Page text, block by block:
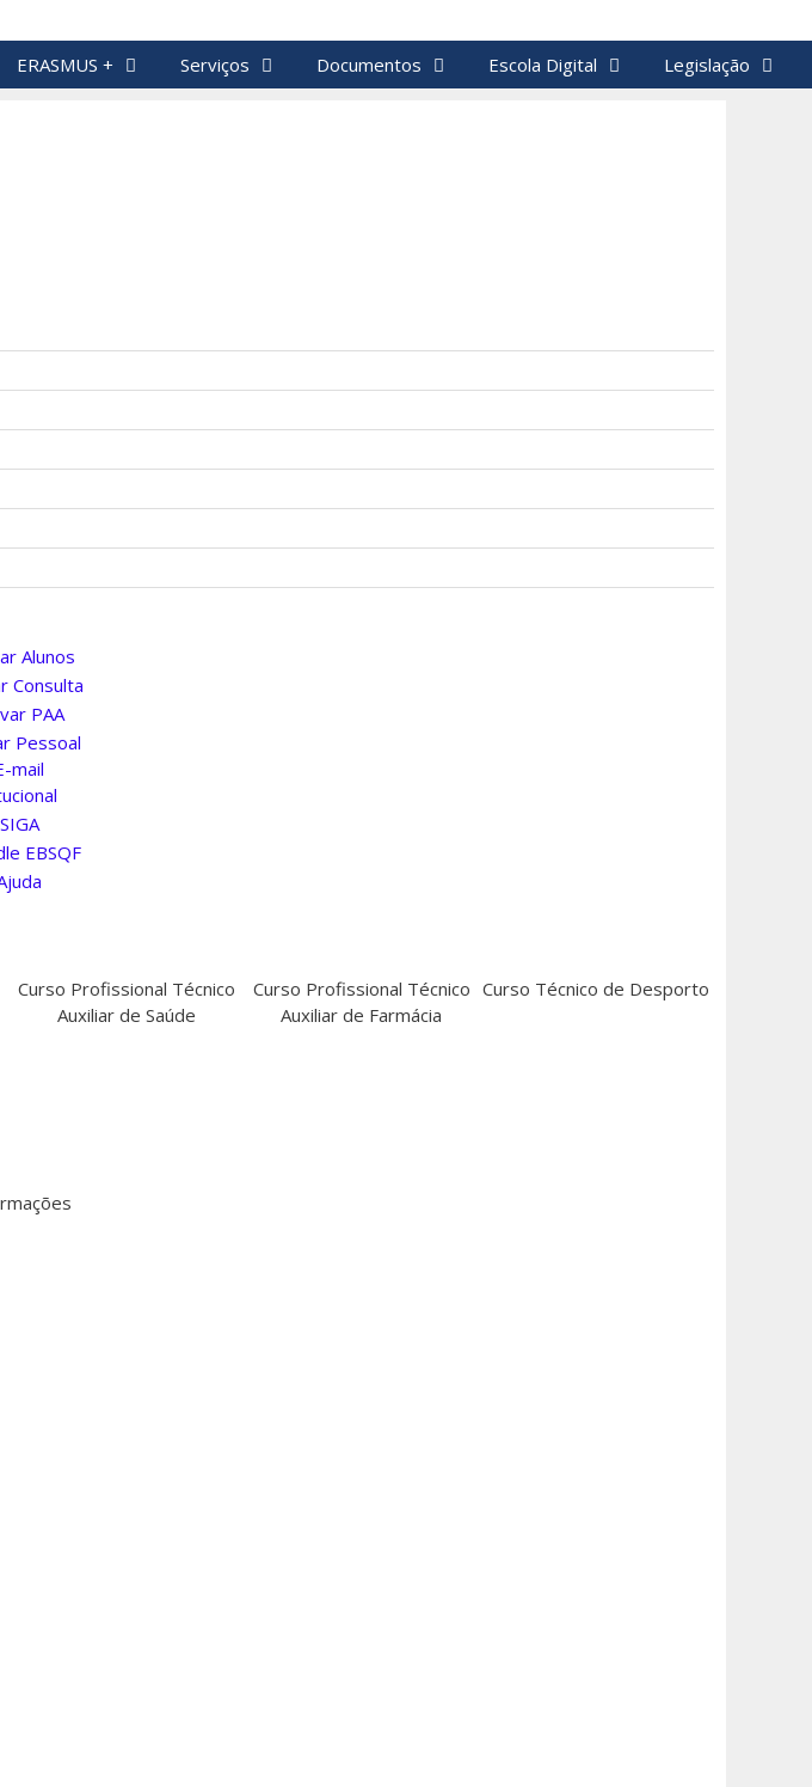
ERASMUS + Serviços Documentos Escola Digital Legislação
Curso Profissional Técnico
Auxiliar de Saúde
Curso Profissional Técnico
Auxiliar de Farmácia
Curso Técnico de Desporto